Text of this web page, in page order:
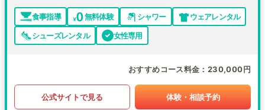
食事指導 無料体験 シャワー
ウェアレンタル
シューズレンタル
女性専用
おすすめコース料金 230,000円
公式サイトで見る 体験・相談予約